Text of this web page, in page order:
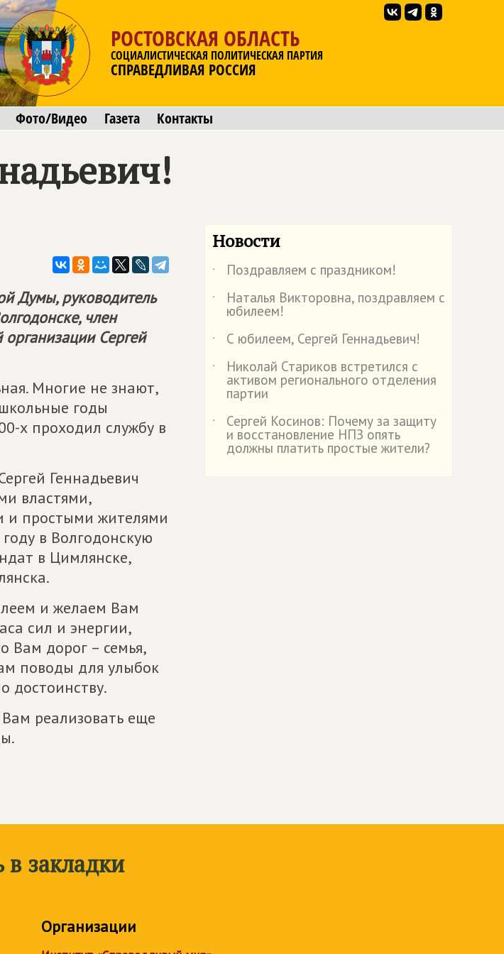
РОСТОВСКАЯ ОБЛАСТЬ
СОЦИАЛИСТИЧЕСКАЯ ПОЛИТИЧЕСКАЯ ПАРТИЯ
СПРАВЕДЛИВАЯ РОССИЯ
Фото/Видео Газета Контакты
Думы, руководитель
член
Сергей
Многие не знают,
годы
х проходил службу в
Геннадьевич
властями,
и простыми жителями
в Волгодонскую
в Цимлянске,
и желаем Вам
сил и энергии,
Вам дорог – семья,
поводы для улыбок
достоинству.
реализовать еще
Новости
˙
Поздравляем с праздником!
˙
Наталья Викторовна, поздравляем с
юбилеем!
˙
С юбилеем, Сергей Геннадьевич!
˙
Николай Стариков встретился с
активом регионального отделения
партии
˙
Сергей Косинов: Почему за защиту
и восстановление НПЗ опять
должны платить простые жители?
в закладки
Организации